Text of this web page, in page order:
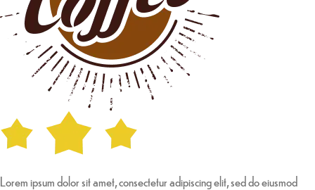
Lorem ipsum dolor sit amet, consectetur adipiscing elit, sed do eiusmod